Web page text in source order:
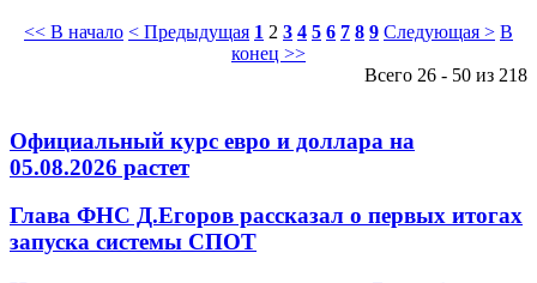
<< В начало < Предыдущая 1 2 3 4 5 6 7 8 9 Следующая > В
конец >>
Всего 26 - 50 из 218
Официальный курс евро и доллара на
05.08.2026 растет
Глава ФНС Д.Егоров рассказал о первых итогах
запуска системы СПОТ